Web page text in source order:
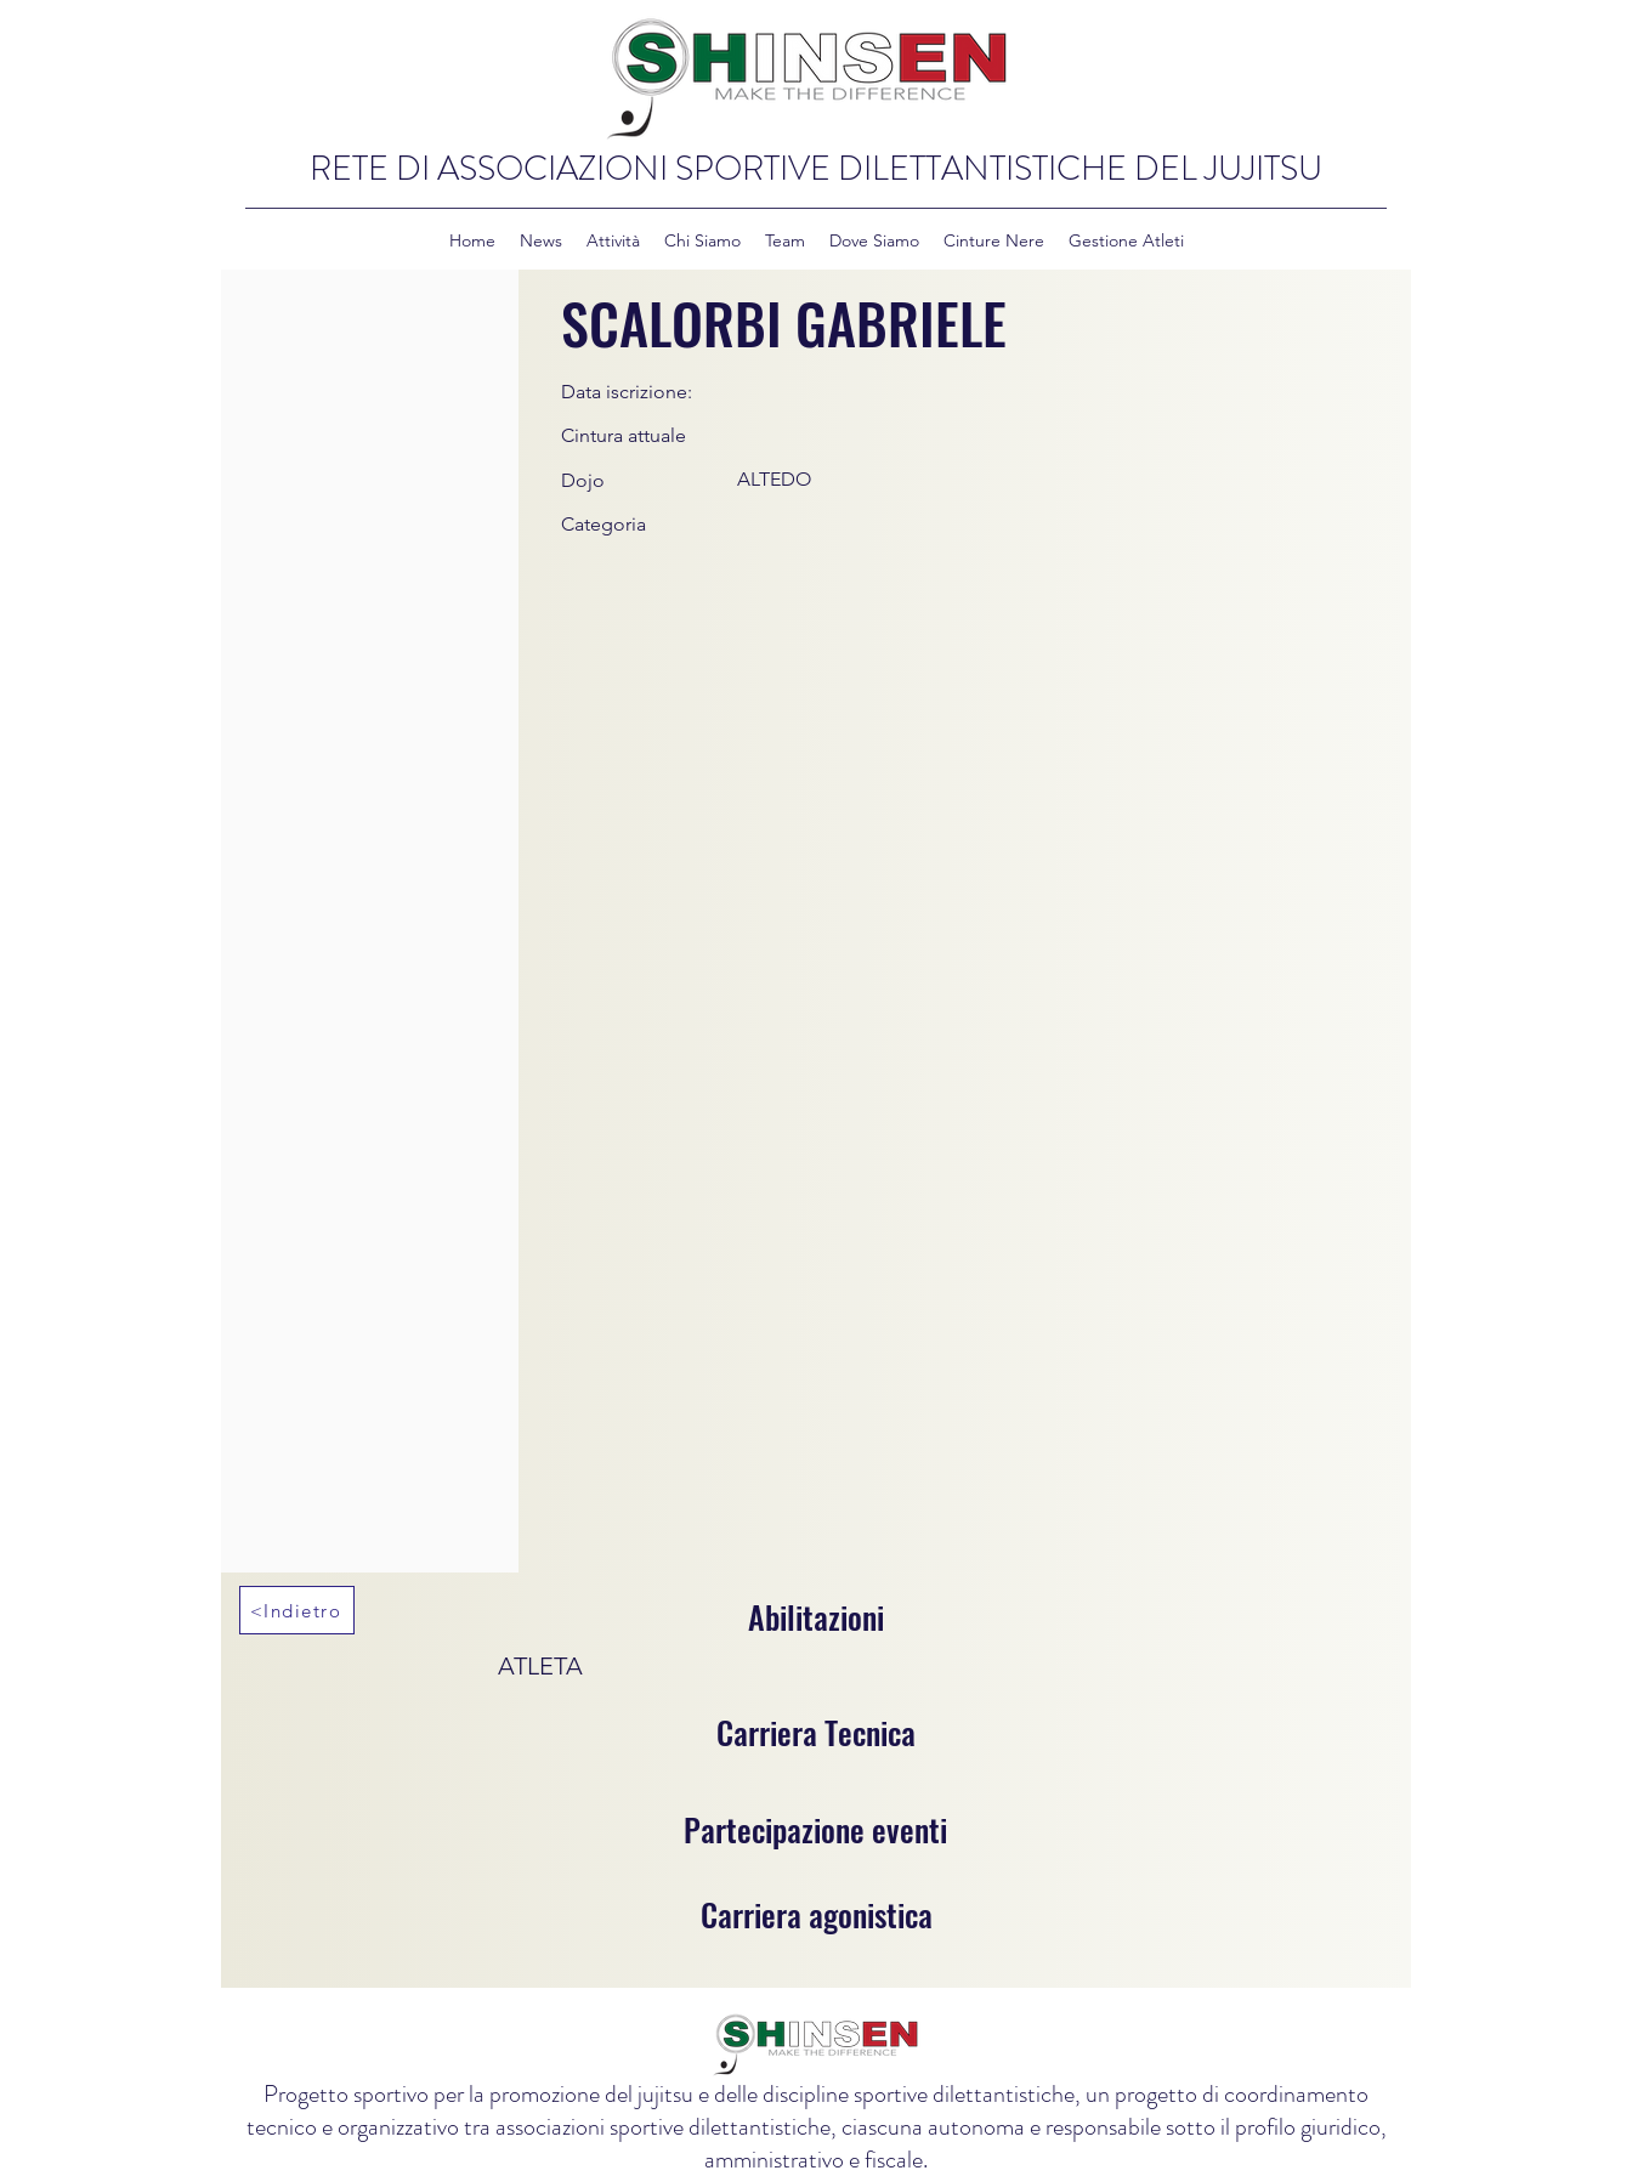
RETE DI ASSOCIAZIONI SPORTIVE DILETTANTISTICHE DEL JUJITSU
Home News Attività Chi Siamo Team Dove Siamo Cinture Nere Gestione Atleti
SCALORBI GABRIELE
Data iscrizione:
Cintura attuale
Dojo
Categoria
ALTEDO
<Indietro Abilitazioni
ATLETA
Carriera Tecnica
Partecipazione eventi
Carriera agonistica
Progetto sportivo per la promozione del jujitsu e delle discipline sportive dilettantistiche, un progetto di coordinamento
tecnico e organizzativo tra associazioni sportive dilettantistiche, ciascuna autonoma e responsabile sotto il profilo giuridico,
amministrativo e fiscale.